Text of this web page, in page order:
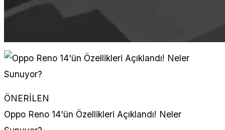
ÖNERİLEN
Oppo Reno 14'ün Özellikleri Açıklandı! Neler